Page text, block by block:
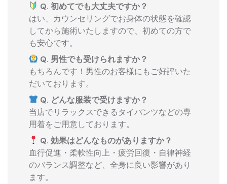
Q. 初めてでも大丈夫ですか？
はい、カウンセリングでお身体の状態を確認
してから施術いたしますので、初めての方で
も安心です。
Q. 男性でも受けられますか？
もちろんです！男性のお客様にもご好評いた
だいております。
Q. どんな服装で受けますか？
当店でリラックスできるタイパンツなどの専
用着をご用意しております。
Q. 効果はどんなものがありますか？
血行促進・柔軟性向上・疲労回復・自律神経
のバランス調整など、全身に良い影響があり
ます。